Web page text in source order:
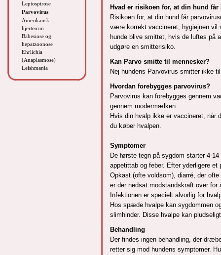
Leptospirose
Parvovirus
Amerikansk
hjerteorm
Babesiose og
hepatzoonose
Ehrlichia
(Anaplasmose)
Leishmania
Hvad er risikoen for, at din hund får
Risikoen for, at din hund får
være korrekt vaccineret, hygiejnen vil
hunde blive smittet, hvis de luftes på
udgøre en smitterisiko.
Kan Parvo smitte til mennesker?
Nej hundens Parvovirus smitter ikke
Hvordan forebygges parvovirus?
Parvovirus kan forebygges gennem
gennem modermælken.
Hvis din hvalp ikke er vaccineret, når
du køber hvalpen.
Symptomer
De første tegn på sygdom starter 4-
appetittab og feber. Efter yderligere et
Opkast (ofte voldsom), diarré, der
er der nedsat modstandskraft over for
Infektionen er specielt alvorlig for
Hos spæde hvalpe kan sygdommen
slimhinder. Disse hvalpe kan
Behandling
Der findes ingen behandling, der
retter sig mod hundens symptomer.